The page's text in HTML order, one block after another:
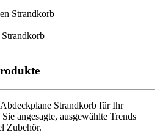
Strandkorb für Ihr
angesagte, ausgewählte Trends
Zubehör.